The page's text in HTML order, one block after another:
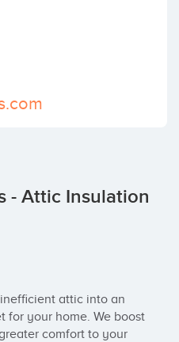
- Attic Insulation
attic into an
for your home. We boost
comfort to your